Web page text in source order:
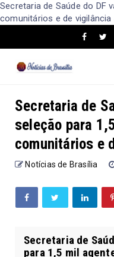
Secretaria de Saúde do DF
comunitários e de
Secretaria de
seleção para
comunitários e
Notícias de Brasília
Secretaria de
para 1,5 mil